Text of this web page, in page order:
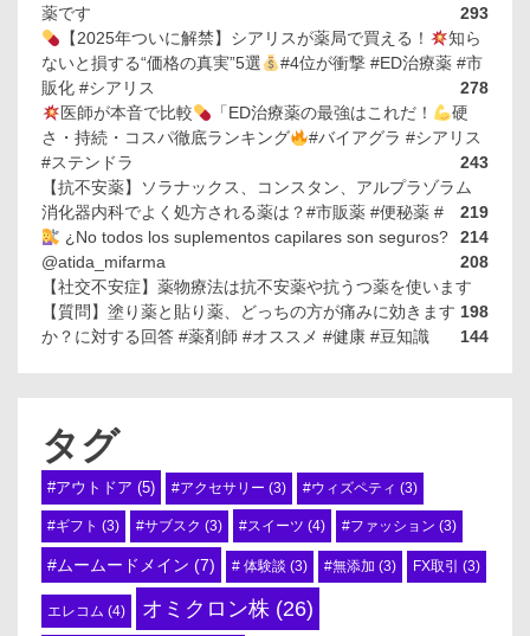
薬です
293
【2025年ついに解禁】シアリスが薬局で買える！
知ら
ないと損する“価格の真実”5選
#4位が衝撃 #ED治療薬 #市
販化 #シアリス
278
医師が本音で比較
「ED治療薬の最強はこれだ！
硬
さ・持続・コスパ徹底ランキング
#バイアグラ #シアリス
#ステンドラ
243
【抗不安薬】ソラナックス、コンスタン、アルプラゾラム
219
消化器内科でよく処方される薬は？#市販薬 #便秘薬 #
214
¿No todos los suplementos capilares son seguros?
@atida_mifarma
208
【社交不安症】薬物療法は抗不安薬や抗うつ薬を使います
198
【質問】塗り薬と貼り薬、どっちの方が痛みに効きます
か？に対する回答 #薬剤師 #オススメ #健康 #豆知識
144
タグ
#アウトドア (5) #アクセサリー (3) #ウィズペティ (3)
#ギフト (3) #サブスク (3) #スイーツ (4) #ファッション (3)
#ムームードメイン (7) # 体験談 (3) #無添加 (3) FX取引 (3)
エレコム (4) オミクロン株 (26)